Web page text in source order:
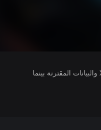
يتلقى ناشرو الألعاب التي تقوم بتشغيلها وصولاً إلى معلومات ملف تعريفك في Xbox والبيانات المقترنة بينما